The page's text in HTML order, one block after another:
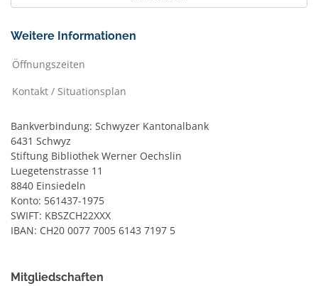
Weitere Informationen
Öffnungszeiten
Kontakt / Situationsplan
Bankverbindung: Schwyzer Kantonalbank
6431 Schwyz
Stiftung Bibliothek Werner Oechslin
Luegetenstrasse 11
8840 Einsiedeln
Konto: 561437-1975
SWIFT: KBSZCH22XXX
IBAN: CH20 0077 7005 6143 7197 5
Mitgliedschaften